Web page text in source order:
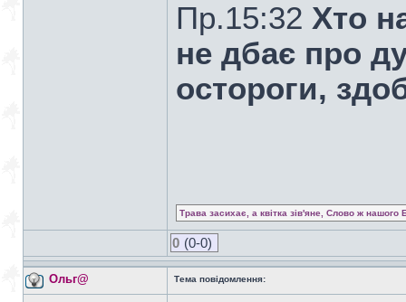
Пр.15:32 Хто
не дбає про
остороги,
Трава засихає, а квітка зів'яне, Слово ж нашого
0 (0-0)
Ольг@ Тема повідомлення: